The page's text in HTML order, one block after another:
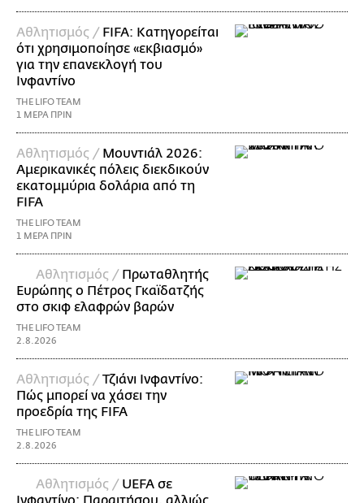
Αθλητισμός / FIFA: Κατηγορείται
ότι χρησιμοποίησε «εκβιασμό»
για την επανεκλογή του
Ινφαντίνο
THE LIFO TEAM
1 ΜΕΡΑ ΠΡΙΝ
Αθλητισμός / Μουντιάλ 2026:
Αμερικανικές πόλεις διεκδικούν
εκατομμύρια δολάρια από τη
FIFA
THE LIFO TEAM
1 ΜΕΡΑ ΠΡΙΝ
Αθλητισμός / Πρωταθλητής
Ευρώπης ο Πέτρος Γκαϊδατζής
στο σκιφ ελαφρών βαρών
THE LIFO TEAM
2.8.2026
Αθλητισμός /Τζιάνι Ινφαντίνο:
Πώς μπορεί να χάσει την
προεδρία της FIFA
THE LIFO TEAM
2.8.2026
Αθλητισμός / UEFA σε